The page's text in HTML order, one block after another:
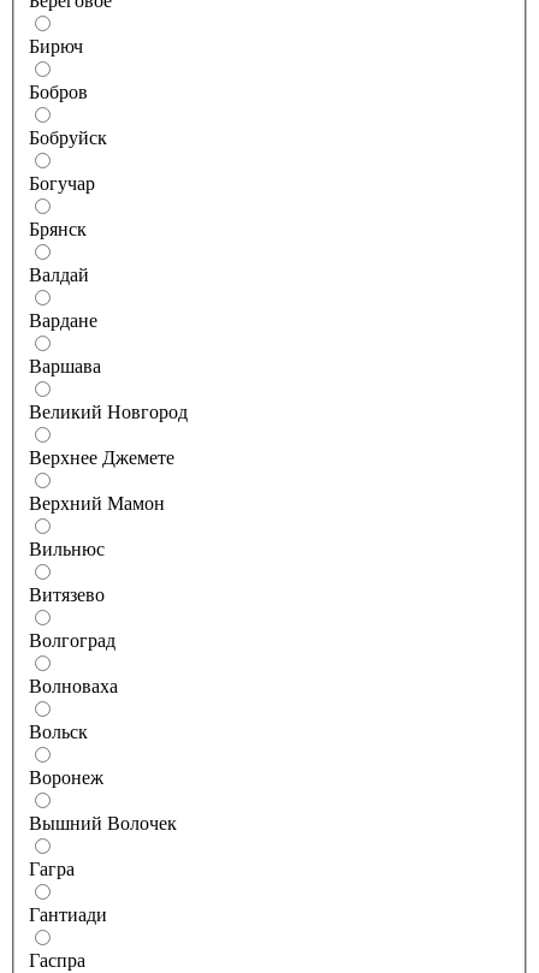
Бирюч
Бобров
Бобруйск
Богучар
Брянск
Валдай
Вардане
Варшава
Великий Новгород
Верхнее Джемете
Верхний Мамон
Вильнюс
Витязево
Волгоград
Волноваха
Вольск
Воронеж
Вышний Волочек
Гагра
Гантиади
Гаспра